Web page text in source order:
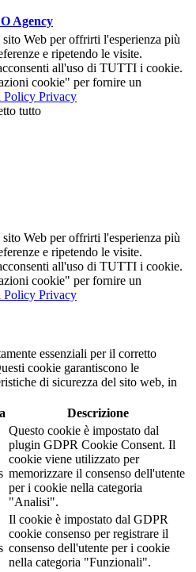
Agency
Web per offrirti l'esperienza più
e ripetendo le visite.
all'uso di TUTTI i cookie.
cookie" per fornire un
Policy Privacy
tutto
Web per offrirti l'esperienza più
e ripetendo le visite.
all'uso di TUTTI i cookie.
cookie" per fornire un
Policy Privacy
essenziali per il corretto
cookie garantiscono le
di sicurezza del sito web, in
Descrizione
Questo cookie è impostato dal
plugin GDPR Cookie Consent. Il
cookie viene utilizzato per
memorizzare il consenso dell'utente
per i cookie nella categoria
"Analisi".
Il cookie è impostato dal GDPR
cookie consenso per registrare il
consenso dell'utente per i cookie
nella categoria "Funzionali".